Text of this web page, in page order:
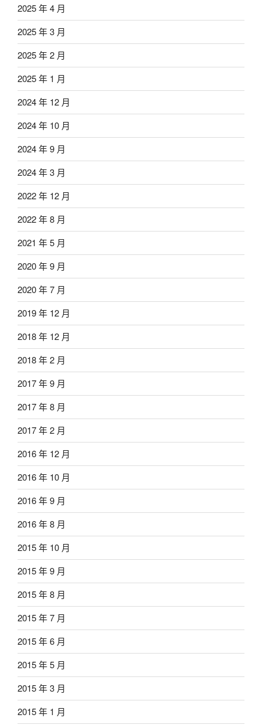
2025 年 4 月
2025 年 3 月
2025 年 2 月
2025 年 1 月
2024 年 12 月
2024 年 10 月
2024 年 9 月
2024 年 3 月
2022 年 12 月
2022 年 8 月
2021 年 5 月
2020 年 9 月
2020 年 7 月
2019 年 12 月
2018 年 12 月
2018 年 2 月
2017 年 9 月
2017 年 8 月
2017 年 2 月
2016 年 12 月
2016 年 10 月
2016 年 9 月
2016 年 8 月
2015 年 10 月
2015 年 9 月
2015 年 8 月
2015 年 7 月
2015 年 6 月
2015 年 5 月
2015 年 3 月
2015 年 1 月